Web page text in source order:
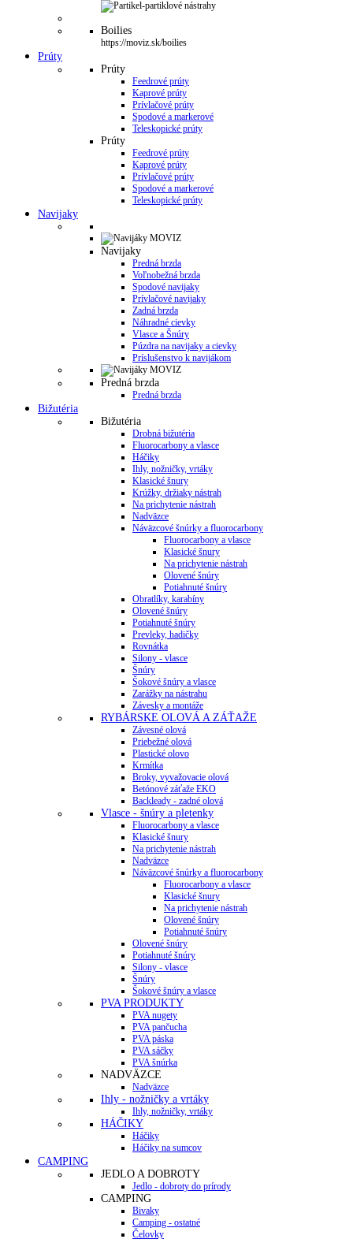
Boilies
https://moviz.sk/boilies
Prúty
Prúty
Feedrové prúty
Kaprové prúty
Prívlačové prúty
Spodové a markerové
Teleskopické prúty
Prúty
Feedrové prúty
Kaprové prúty
Prívlačové prúty
Spodové a markerové
Teleskopické prúty
Navijaky
Navijaky
Predná brzda
Voľnobežná brzda
Spodové navijaky
Prívlačové navijaky
Zadná brzda
Náhradné cievky
Vlasce a Šnúry
Púzdra na navijaky a cievky
Príslušenstvo k navijákom
Predná brzda
Predná brzda
Bižutéria
Bižutéria
Drobná bižutéria
Fluorocarbony a vlasce
Háčiky
Ihly, nožničky, vrtáky
Klasické šnury
Krúžky, držiaky nástrah
Na prichytenie nástrah
Nadväzce
Náväzcové šnúrky a fluorocarbony
Fluorocarbony a vlasce
Klasické šnury
Na prichytenie nástrah
Olovené šnúry
Potiahnuté šnúry
Obratlíky, karabíny
Olovené šnúry
Potiahnuté šnúry
Prevleky, hadičky
Rovnátka
Silony - vlasce
Šnúry
Šokové šnúry a vlasce
Zarážky na nástrahu
Závesky a montáže
RYBÁRSKE OLOVÁ A ZÁŤAŽE
Závesné olová
Priebežné olová
Plastické olovo
Krmítka
Broky, vyvažovacie olová
Betónové záťaže EKO
Backleady - zadné olová
Vlasce - šnúry a pletenky
Fluorocarbony a vlasce
Klasické šnury
Na prichytenie nástrah
Nadväzce
Náväzcové šnúrky a fluorocarbony
Fluorocarbony a vlasce
Klasické šnury
Na prichytenie nástrah
Olovené šnúry
Potiahnuté šnúry
Olovené šnúry
Potiahnuté šnúry
Silony - vlasce
Šnúry
Šokové šnúry a vlasce
PVA PRODUKTY
PVA nugety
PVA pančucha
PVA páska
PVA sáčky
PVA šnúrka
NADVÄZCE
Nadväzce
Ihly - nožničky a vrtáky
Ihly, nožničky, vrtáky
HÁČIKY
Háčiky
Háčiky na sumcov
CAMPING
JEDLO A DOBROTY
Jedlo - dobroty do prírody
CAMPING
Bivaky
Camping - ostatné
Čelovky